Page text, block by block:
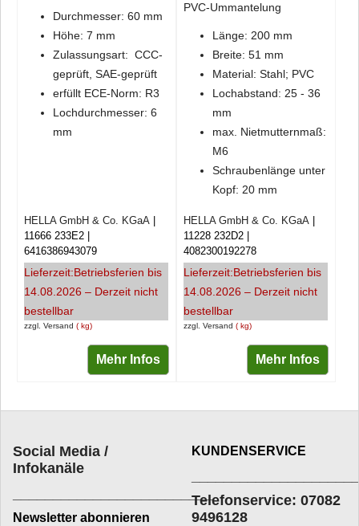
Durchmesser: 60 mm
Höhe: 7 mm
Zulassungsart: CCC-
geprüft, SAE-geprüft
erfüllt ECE-Norm: R3
Lochdurchmesser: 6
mm
zzgl. Versand kg
HELLA GmbH & Co. KGaA
11666 233E2
6416386943079
Lieferzeit:Betriebsferien bis
14.08.2026 – Derzeit nicht
bestellbar
Mehr Infos
PVC-Ummantelung
Länge: 200 mm
Breite: 51 mm
Material: Stahl; PVC
Lochabstand: 25 - 36
mm
max. Nietmutternmaß:
M6
Schraubenlänge unter
Kopf: 20 mm
zzgl. Versand kg
HELLA GmbH & Co. KGaA
11228 232D2
4082300192278
Lieferzeit:Betriebsferien bis
14.08.2026 – Derzeit nicht
bestellbar
Mehr Infos
Social Media /
Infokanäle
_________________________
Newsletter abonnieren
KUNDENSERVICE
Telefonservice: 07082
9496128